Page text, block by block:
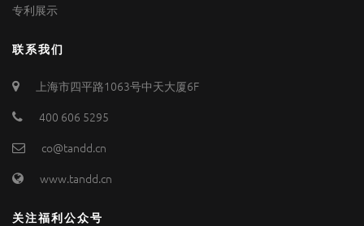
专利展示
联系我们
上海市四平路1063号中天大厦6F
400 606 5295
co@tandd.cn
www.tandd.cn
关注福利公众号